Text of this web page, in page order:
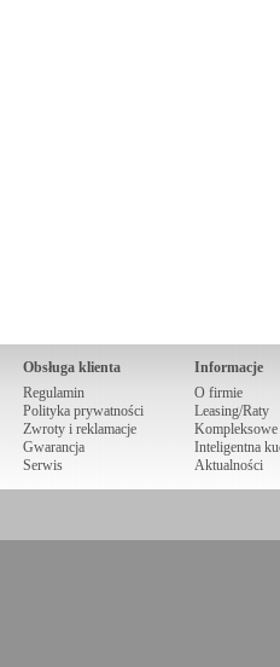
Obsługa klienta
Regulamin
Polityka prywatności
Zwroty i reklamacje
Gwarancja
Serwis
Informacje
O firmie
Leasing/Raty
Kompleksowe
Inteligentna
Aktualności